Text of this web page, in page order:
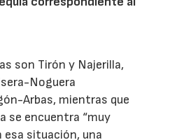
son Tirón y Najerilla,
Noguera
Arbas, mientras que
se encuentra “muy
esa situación, una